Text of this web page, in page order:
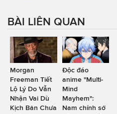
BÀI LIÊN QUAN
Morgan
Freeman Tiết
Lộ Lý Do Vẫn
Nhận Vai Dù
Kịch Bản Chưa
Độc đáo
anime "Multi-
Mind
Mayhem":
Nam chính sở